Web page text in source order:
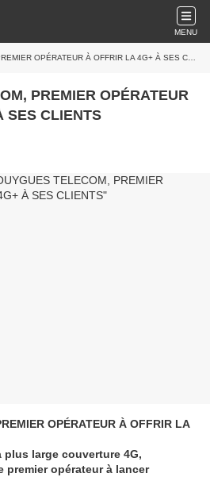
MENU
OPÉRATEUR À OFFRIR LA 4G+ À SES CLIENTS
PREMIER OPÉRATEUR
SES CLIENTS
OPÉRATEUR À OFFRIR LA
large couverture 4G,
premier opérateur à lancer